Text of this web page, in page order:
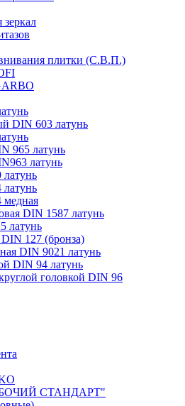
зеркал
плитки (С.В.П.)
DIN 603 латунь
965 латунь
латунь
медная
DIN 1587 латунь
латунь
127 (бронза)
DIN 9021 латунь
DIN 94 латунь
головкой DIN 96
СТАНДАРТ"